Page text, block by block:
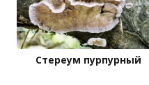
Стереум пурпурный